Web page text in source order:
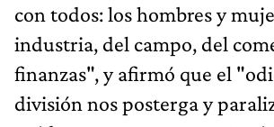
con todos: los hombres y
industria, del campo, del
finanzas", y afirmó que el
división nos posterga y